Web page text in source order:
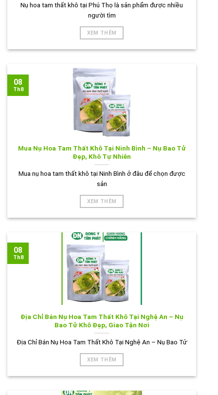
Nụ hoa tam thất khô tại Phú Thọ là sản phẩm được nhiều
người tìm
XEM THÊM
Mua Nụ Hoa Tam Thất Khô Tại Ninh Bình – Nụ Bao Tử
Đẹp, Khô Tự Nhiên
Mua nụ hoa tam thất khô tại Ninh Bình ở đâu để chọn được
sản
XEM THÊM
08
Th8
Địa Chỉ Bán Nụ Hoa Tam Thất Khô Tại Nghệ An – Nụ
Bao Tử Khô Đẹp, Giao Tận Nơi
Địa Chỉ Bán Nụ Hoa Tam Thất Khô Tại Nghệ An – Nụ Bao Tử
XEM THÊM
08
Th8